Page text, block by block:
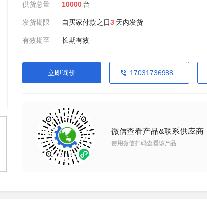
供货总量 10000 台
发货期限 自买家付款之日3 天内发货
有效期至 长期有效
立即询价 17031736988
微信查看产品&联系供应商
使用微信扫码查看该产品